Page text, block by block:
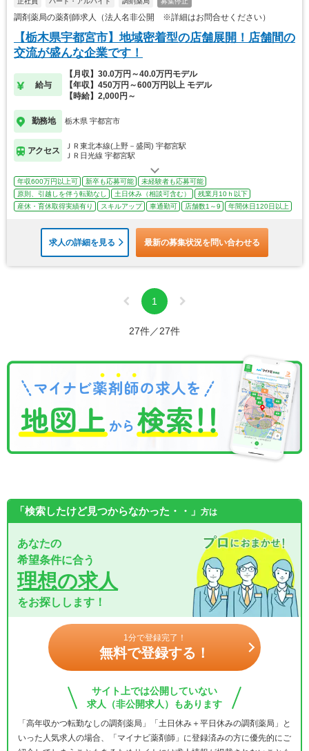
調剤薬局の薬剤師求人（法人名非公開 ※詳細はお問合せください）
【栃木県宇都宮市】地域密着型の店舗展開！店舗間の
交流が盛んな企業です！
給与
【月収】30.0万円～40.0万円モデル
【年収】450万円～600万円以上 モデル
【時給】2,000円～
勤務地 栃木県 宇都宮市
アクセス
ＪＲ東北本線(上野－盛岡) 宇都宮駅
ＪＲ日光線 宇都宮駅
年収600万円以上可 新卒も応募可能
未経験者も応募可能
原則、引越しを伴う転勤なし
土日休み（相談可含む）
残業月10ｈ以下
産休・育休取得実績有り
スキルアップ 車通勤可 店舗数1～9 年間休日120日以上
求人の詳細を見る 最新の募集状況を問い合わせる
1
27件／27件
「検索したけど見つからなかった・・」 方は
あなたの
希望条件に合う
理想の求人
をお探しします！
1分で登録完了！
無料で登録する！
サイト上では公開していない
求人（非公開求人）もあります
「高年収かつ転勤なしの調剤薬局」「土日休み＋平日休みの調剤薬局」と
いった人気求人の場合、「マイナビ薬剤師」に登録済みの方に優先的にご